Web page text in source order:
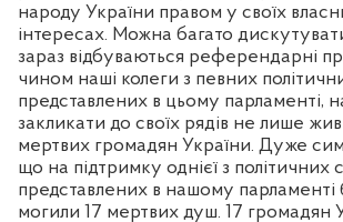
народу України правом у своїх
інтересах. Можна багато
зараз відбуваються референдарні
чином наші колеги з певних
представлених в цьому парламенті,
закликати до своїх рядів не лише
мертвих громадян України. Дуже
що на підтримку однієї з політичних
представлених в нашому парламенті
могили 17 мертвих душ. 17 громадян